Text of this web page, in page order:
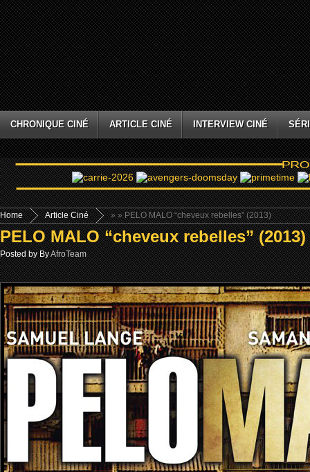
CHRONIQUE CINÉ ARTICLE CINÉ INTERVIEW CINÉ
Home »
Article Ciné » PELO MALO “cheveux rebelles” (2013)
PELO MALO “cheveux rebelles” (2013)
Posted by ByAfroTeam